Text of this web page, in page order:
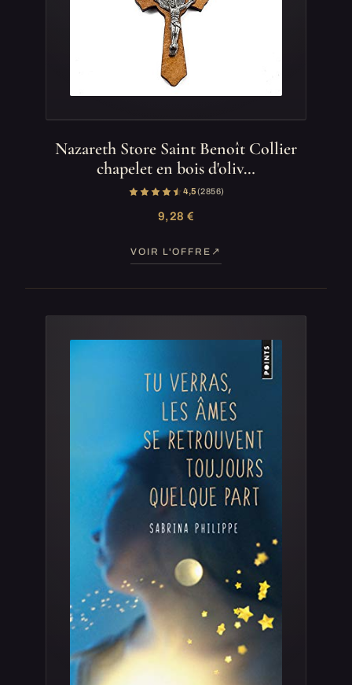
Nazareth Store Saint Benoît Collier
chapelet en bois d'oliv…
4,5(2 856)
9,28 €
VOIR L'OFFRE